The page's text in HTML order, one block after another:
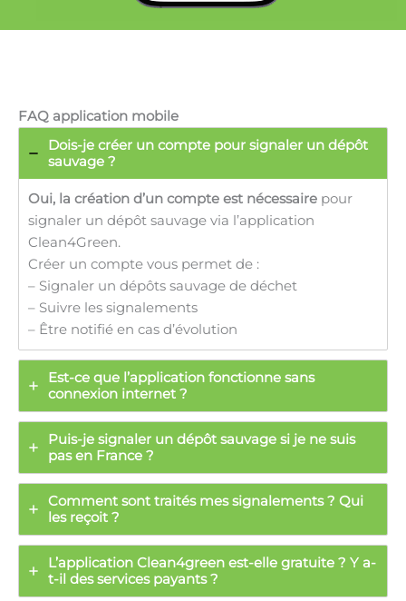
FAQ application mobile
Dois-je créer un compte pour signaler un dépôt
sauvage ?
Oui, la création d’un compte est nécessaire pour
signaler un dépôt sauvage via l’application
Clean4Green.
Créer un compte vous permet de :
– Signaler un dépôts sauvage de déchet
– Suivre les signalements
– Être notifié en cas d’évolution
Est-ce que l’application fonctionne sans
connexion internet ?
Puis-je signaler un dépôt sauvage si je ne suis
pas en France ?
Comment sont traités mes signalements ? Qui
les reçoit ?
L’application Clean4green est-elle gratuite ? Y a-
t-il des services payants ?